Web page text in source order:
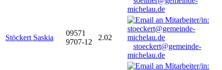
michelau.de
Stöckert Saskia
09571
9707-12
2.02
stoeckert@gemeinde-
michelau.de